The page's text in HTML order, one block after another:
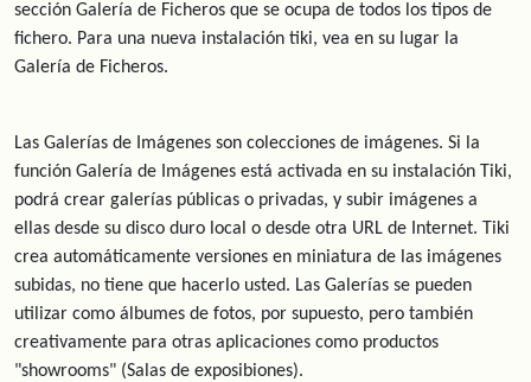
sección Galería de Ficheros que se ocupa de todos los tipos de
fichero. Para una nueva instalación tiki, vea en su lugar la
Galería de Ficheros.
Las Galerías de Imágenes son colecciones de imágenes. Si la
función Galería de Imágenes está activada en su instalación Tiki,
podrá crear galerías públicas o privadas, y subir imágenes a
ellas desde su disco duro local o desde otra URL de Internet. Tiki
crea automáticamente versiones en miniatura de las imágenes
subidas, no tiene que hacerlo usted. Las Galerías se pueden
utilizar como álbumes de fotos, por supuesto, pero también
creativamente para otras aplicaciones como productos
"showrooms" (Salas de exposibiones).